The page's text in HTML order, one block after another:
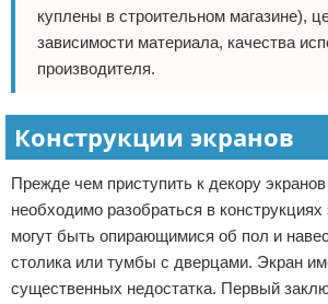
куплены в строительном магазине),
зависимости материала, качества
производителя.
Конструкции экранов
Прежде чем приступить к декору
необходимо разобраться в
могут быть опирающимися об пол и
столика или тумбы с дверцами. Экран
существенных недостатка. Первый